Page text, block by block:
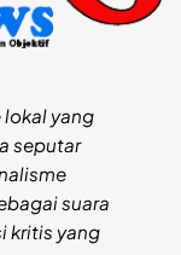
yang
seputar
suara
kritis yang